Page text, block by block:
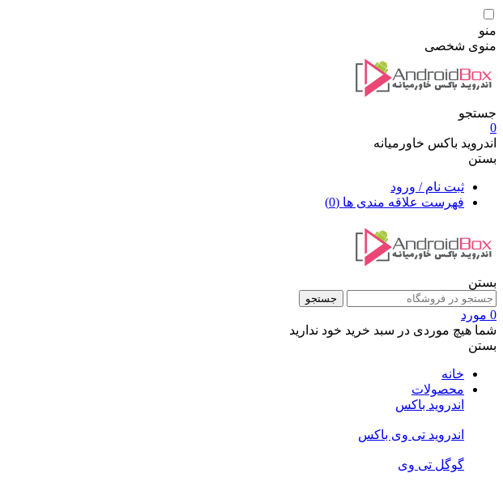
منو
منوی شخصی
جستجو
0
اندروید باکس خاورمیانه
بستن
ثبت نام / ورود
فهرست علاقه مندی ها (0)
بستن
جستجو
0 مورد
شما هیچ موردی در سبد خرید خود ندارید
بستن
خانه
محصولات
اندروید باکس
اندروید تی‌ وی باکس
گوگل تی وی